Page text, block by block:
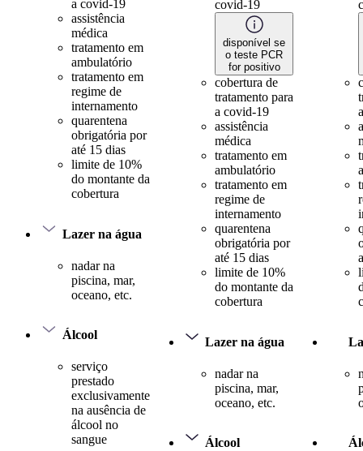
a covid-19
assistência
médica
tratamento em
ambulatório
tratamento em
regime de
internamento
quarentena
obrigatória por
até 15 dias
limite de 10%
do montante da
cobertura
Lazer na água
nadar na
piscina, mar,
oceano, etc.
Álcool
serviço
prestado
exclusivamente
na ausência de
álcool no
sangue
covid-19
disponível se
o teste PCR
for positivo
cobertura de
tratamento para
a covid-19
assistência
médica
tratamento em
ambulatório
tratamento em
regime de
internamento
quarentena
obrigatória por
até 15 dias
limite de 10%
do montante da
cobertura
Lazer na água
nadar na
piscina, mar,
oceano, etc.
Álcool